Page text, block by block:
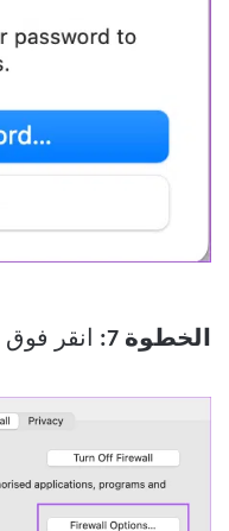
الخطوة 7: انقر فوق